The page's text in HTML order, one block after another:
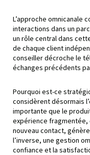
L’approche omnicanale
interactions dans un
un rôle central dans
de chaque client
conseiller décroche le
échanges précédents
Pourquoi est-ce
considèrent désormais
importante que le
expérience fragmentée,
nouveau contact,
l’inverse, une gestion
confiance et la